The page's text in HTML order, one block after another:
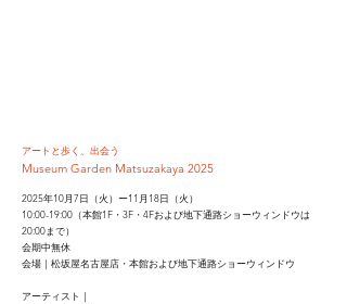
アートと歩く、出会う
Museum Garden Matsuzakaya 2025
2025年10月7日（火）ー11月18日（火）
10:00-19:00（本館1F・3F・4Fおよび地下通路ショーウィンドウは
20:00まで）
会期中無休
会場｜松坂屋名古屋店・本館および地下通路ショーウィンドウ
アーティスト｜